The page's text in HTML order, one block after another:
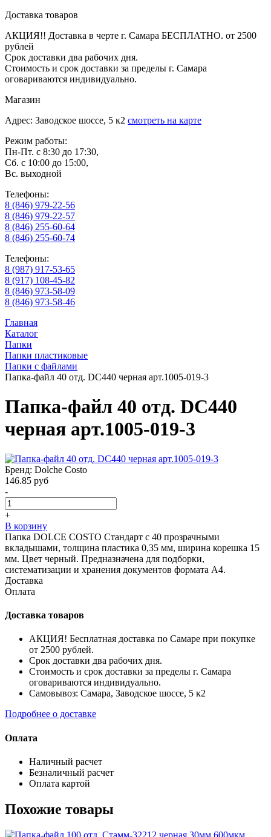
Доставка товаров
АКЦИЯ!! Доставка в черте г. Самара БЕСПЛАТНО. от 2500
рублей
Срок доставки два рабочих дня.
Стоимость и срок доставки за пределы г. Самара
оговариваются индивидуально.
Магазин
Адрес: Заводское шоссе, 5 к2 смотреть на карте
Режим работы:
Пн-Пт. с 8:30 до 17:30,
Сб. с 10:00 до 15:00,
Вс. выходной
Телефоны:
8 (846) 979-22-56
8 (846) 979-22-57
8 (846) 255-60-64
8 (846) 255-60-74
Телефоны:
8 (987) 917-53-65
8 (917) 108-45-82
8 (846) 973-58-09
8 (846) 973-58-46
Главная
Каталог
Папки
Папки пластиковые
Папки с файлами
Папка-файл 40 отд. DC440 черная арт.1005-019-3
Папка-файл 40 отд. DC440
черная арт.1005-019-3
Бренд: Dolche Costo
146.85 руб
-
+
В корзину
Папка DOLCE COSTO Стандарт с 40 прозрачными
вкладышами, толщина пластика 0,35 мм, ширина корешка 15
мм. Цвет черный. Предназначена для подборки,
систематизации и хранения документов формата А4.
Доставка
Оплата
Доставка товаров
АКЦИЯ! Бесплатная доставка по Самаре при покупке
от 2500 рублей.
Срок доставки два рабочих дня.
Стоимость и срок доставки за пределы г. Самара
оговариваются индивидуально.
Самовывоз: Самара, Заводское шоссе, 5 к2
Подробнее о доставке
Оплата
Наличный расчет
Безналичный расчет
Оплата картой
Похожие товары